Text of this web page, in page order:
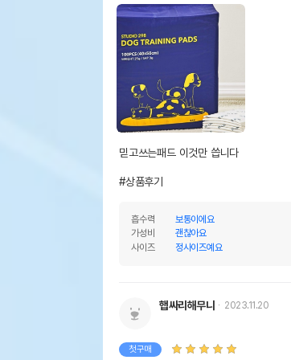
믿고쓰는패드 이것만 씁니다
#상품후기
흡수력
보통이에요
가성비
괜찮아요
사이즈
정사이즈예요
햅싸리해무니 2023.11.20
첫구매